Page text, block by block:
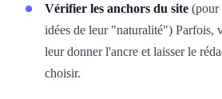
Vérifier les anchors du site (pour
idées de leur "naturalité") Parfois,
leur donner l'ancre et laisser le
choisir.